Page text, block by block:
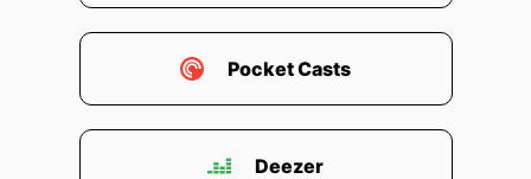
Pocket Casts
Deezer